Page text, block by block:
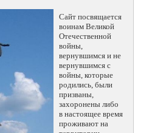
Сайт посвящается
воинам Великой
Отечественной
войны,
вернувшимся и не
вернувшимся с
войны, которые
родились, были
призваны,
захоронены либо
в настоящее время
проживают на